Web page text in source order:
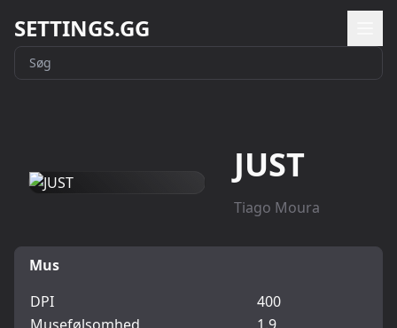
SETTINGS.GG
JUST
Tiago Moura
Mus
DPI
400